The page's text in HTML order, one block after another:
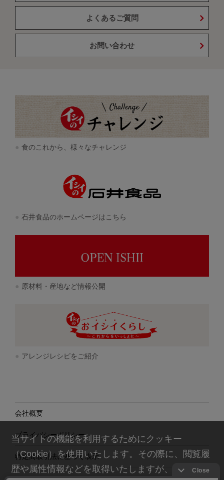
よくあるご質問
お問い合わせ
食のこれから、様々なチャレンジ
石井食品のホームページはこちら
原材料・産地など情報公開
アレンジレシピをご紹介
会社概要
プライバシーポリシー
特定商取引法に基づく表示
当サイトの機能を利用するためにクッキー
（Cookie）を使用いたします。その際に、閲覧履
歴や属性情報などを取得いたしますが、お客様の